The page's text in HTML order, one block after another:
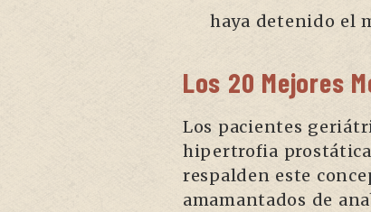
haya detenido el
Los 20 Mejores
Los pacientes
hipertrofia
respalden este
amamantados de